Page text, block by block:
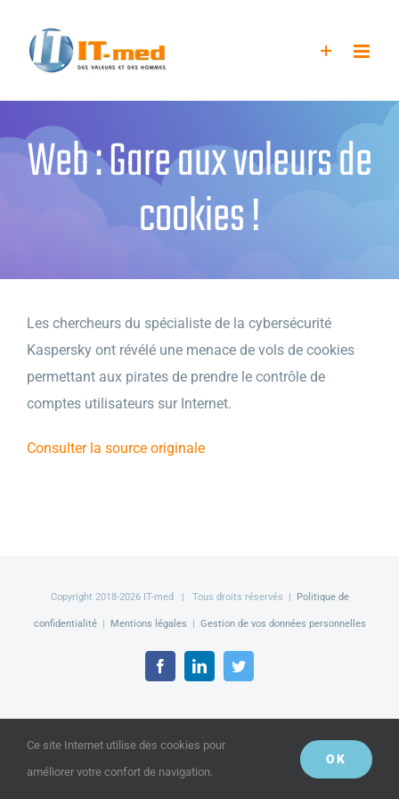
contenu
Web : Gare aux voleurs de
cookies !
Les chercheurs du spécialiste de la cybersécurité
Kaspersky ont révélé une menace de vols de cookies
permettant aux pirates de prendre le contrôle de
comptes utilisateurs sur Internet.
Consulter la source originale
Copyright 2018-2026 IT-med | Tous droits réservés | Politique de
confidentialité| Mentions légales | Gestion de vos données personnelles
FacebookLinkedInTwitter
Ce site Internet utilise des cookies pour
améliorer votre confort de navigation.
OK